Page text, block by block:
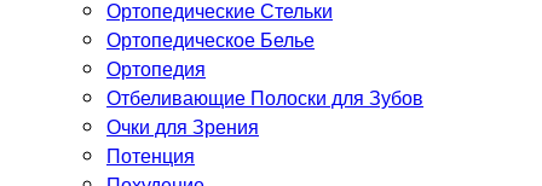
Ортопедические Стельки
Ортопедическое Белье
Ортопедия
Отбеливающие Полоски для Зубов
Очки для Зрения
Потенция